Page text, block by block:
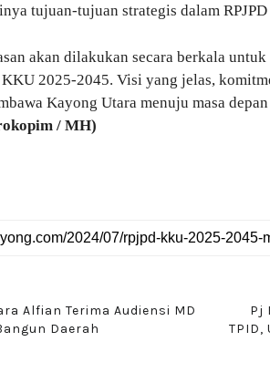
tujuan-tujuan strategis dalam
akan dilakukan secara berkala
KKU 2025-2045. Visi yang jelas,
Kayong Utara menuju masa
/ MH)
Alfian Terima Audiensi MD
Daerah
Pj